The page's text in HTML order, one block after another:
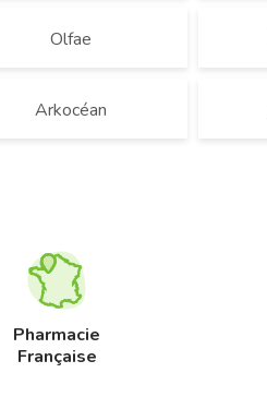
Olfae
Arkocéan
Pharmacie
Française